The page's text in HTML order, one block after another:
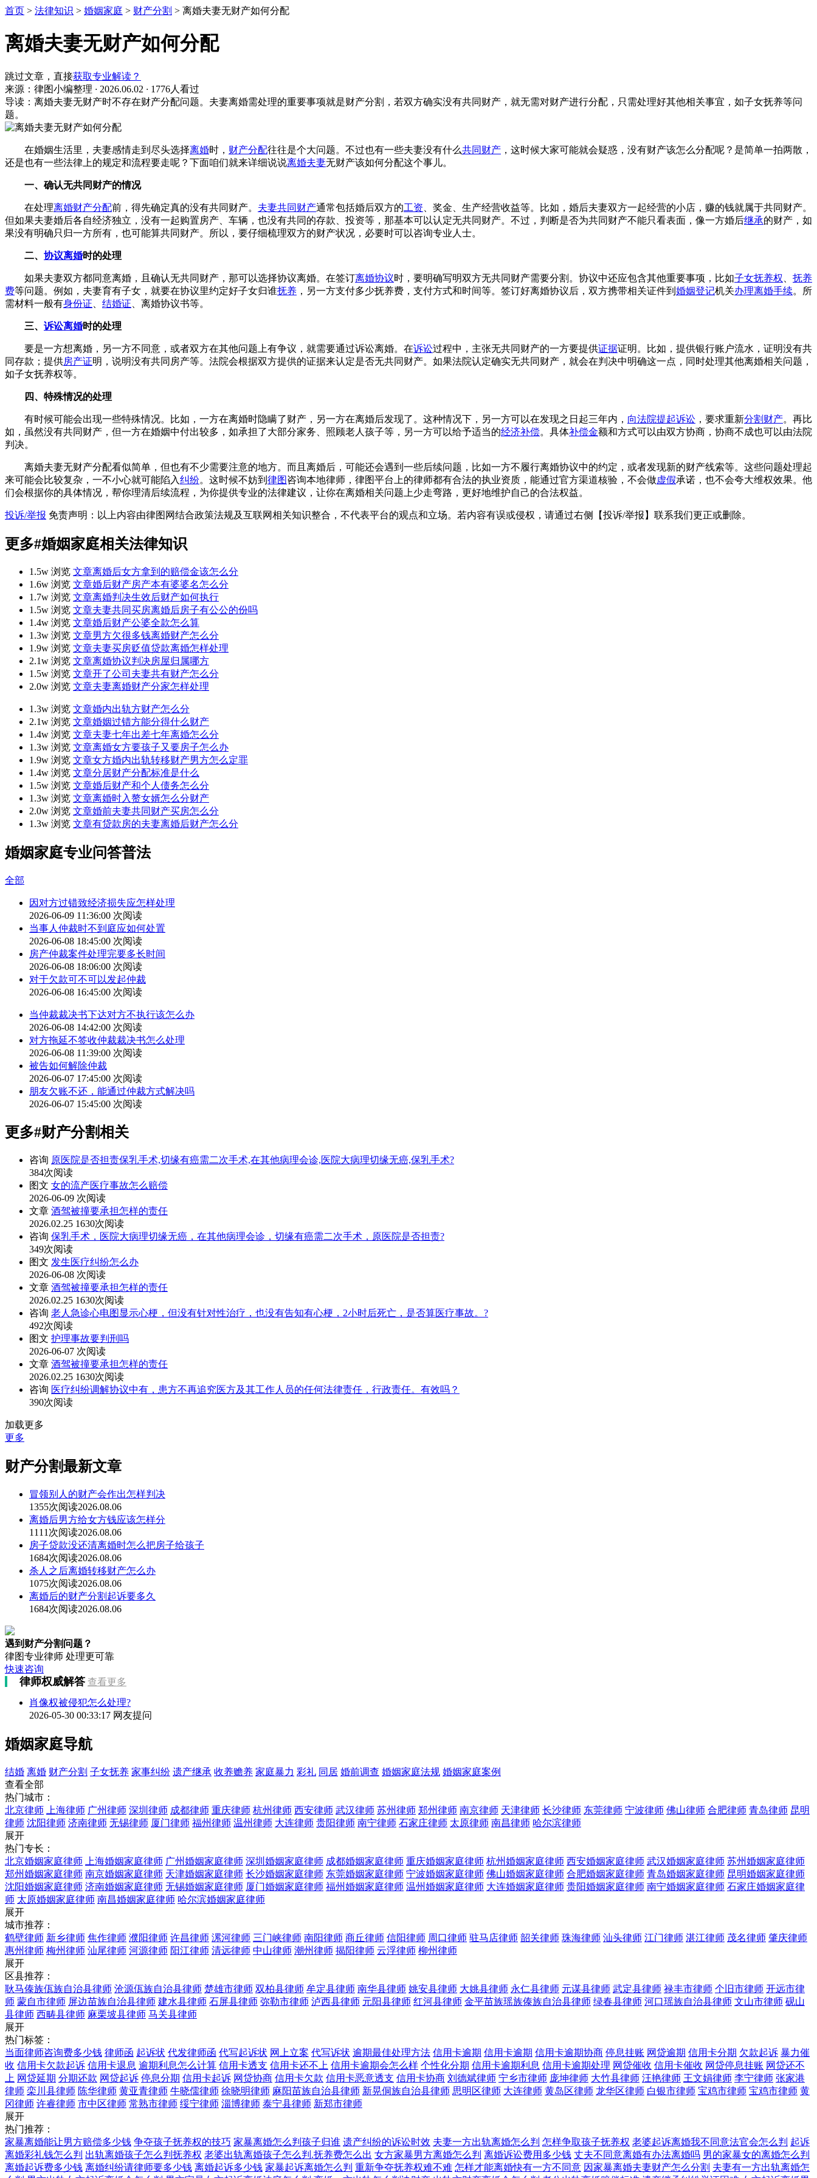
首页 > 法律知识 > 婚姻家庭 > 财产分割 > 离婚夫妻无财产如何分配
离婚夫妻无财产如何分配
跳过文章，直接获取专业解读？
来源：律图小编整理 · 2026.06.02 · 1776人看过
导读：离婚夫妻无财产时不存在财产分配问题。夫妻离婚需处理的重要事项就是财产分割，若双方确实没有共同财产，就无需对财产进行分配，只需处理好其他相关事宜，如子女抚养等问
题。
在婚姻生活里，夫妻感情走到尽头选择离婚时， 财产分配往往是个大问题。不过也有一些夫妻没有什么共同财产 ，这时候大家可能就会疑惑，没有财产该怎么分配呢？是简单一拍两散，
还是也有一些法律上的规定和流程要走呢？下面咱们就来详细说说离婚夫妻无财产该如何分配这个事儿。
一、确认无共同财产的情况
在处理离婚财产分配前，得先确定真的没有共同财产。 夫妻共同财产通常包括婚后双方的工资 、奖金、生产经营收益等。比如，婚后夫妻双方一起经营的小店，赚的钱就属于共同财产。
但如果夫妻婚后各自经济独立，没有一起购置房产、车辆，也没有共同的存款、投资等，那基本可以认定无共同财产。不过，判断是否为共同财产不能只看表面，像一方婚后继承的财产，如
果没有明确只归一方所有，也可能算共同财产。所以，要仔细梳理双方的财产状况，必要时可以咨询专业人士。
二、 协议离婚时的处理
如果夫妻双方都同意离婚，且确认无共同财产，那可以选择协议离婚。在签订离婚协议时，要明确写明双方无共同财产需要分割。协议中还应包含其他重要事项，比如子女抚养权
抚养
费等问题。例如，夫妻育有子女，就要在协议里约定好子女归谁抚养 ，另一方支付多少抚养费，支付方式和时间等。签订好离婚协议后，双方携带相关证件到 婚姻登记机关办理离婚手续。所
需材料一般有身份证 结婚证 、离婚协议书等。
三、 诉讼离婚时的处理
要是一方想离婚，另一方不同意，或者双方在其他问题上有争议，就需要通过诉讼离婚。在诉讼过程中，主张无共同财产的一方要提供证据证明。比如，提供银行账户流水，证明没有共
同存款；提供房产证明，说明没有共同房产等。法院会根据双方提供的证据来认定是否无共同财产。如果法院认定确实无共同财产，就会在判决中明确这一点，同时处理其他离婚相关问题，
如子女抚养权等。
四、特殊情况的处理
有时候可能会出现一些特殊情况。比如，一方在离婚时隐瞒了财产，另一方在离婚后发现了。这种情况下，另一方可以在发现之日起三年内， 向法院提起诉讼 ，要求重新分割财产。再比
如，虽然没有共同财产，但一方在婚姻中付出较多，如承担了大部分家务、照顾老人孩子等，另一方可以给予适当的经济补偿。具体补偿金额和方式可以由双方协商，协商不成也可以由法院
判决。
离婚夫妻无财产分配看似简单，但也有不少需要注意的地方。而且离婚后，可能还会遇到一些后续问题，比如一方不履行离婚协议中的约定，或者发现新的财产线索等。这些问题处理起
来可能会比较复杂，一不小心就可能陷入纠纷。这时候不妨到 律图咨询本地律师，律图平台上的律师都有合法的执业资质，能通过官方渠道核验，不会做虚假承诺，也不会夸大维权效果。他
们会根据你的具体情况，帮你理清后续流程，为你提供专业的法律建议，让你在离婚相关问题上少走弯路，更好地维护自己的合法权益。
投诉/举报 免责声明：以上内容由律图网结合政策法规及互联网相关知识整合，不代表平台的观点和立场。若内容有误或侵权，请通过右侧【投诉/举报】联系我们更正或删除。
更多#婚姻家庭相关法律知识
1.5w 浏览 文章离婚后女方拿到的赔偿金该怎么分
1.6w 浏览 文章婚后财产房产本有婆婆名怎么分
1.7w 浏览 文章离婚判决生效后财产如何执行
1.5w 浏览 文章夫妻共同买房离婚后房子有公公的份吗
1.4w 浏览 文章婚后财产公婆全款怎么算
1.3w 浏览 文章男方欠很多钱离婚财产怎么分
1.9w 浏览 文章夫妻买房贬值贷款离婚怎样处理
2.1w 浏览 文章离婚协议判决房屋归属哪方
1.5w 浏览 文章开了公司夫妻共有财产怎么分
2.0w 浏览 文章夫妻离婚财产分家怎样处理
1.3w 浏览 文章婚内出轨方财产怎么分
2.1w 浏览 文章婚姻过错方能分得什么财产
1.4w 浏览 文章夫妻七年出差七年离婚怎么分
1.3w 浏览 文章离婚女方要孩子又要房子怎么办
1.9w 浏览 文章女方婚内出轨转移财产男方怎么定罪
1.4w 浏览 文章分居财产分配标准是什么
1.5w 浏览 文章婚后财产和个人债务怎么分
1.3w 浏览 文章离婚时入赘女婿怎么分财产
2.0w 浏览 文章婚前夫妻共同财产买房怎么分
1.3w 浏览 文章有贷款房的夫妻离婚后财产怎么分
婚姻家庭专业问答普法
全部
因对方过错致经济损失应怎样处理
2026-06-09 11:36:00 次阅读
当事人仲裁时不到庭应如何处置
2026-06-08 18:45:00 次阅读
房产仲裁案件处理完要多长时间
2026-06-08 18:06:00 次阅读
对于欠款可不可以发起仲裁
2026-06-08 16:45:00 次阅读
当仲裁裁决书下达对方不执行该怎么办
2026-06-08 14:42:00 次阅读
对方拖延不签收仲裁裁决书怎么处理
2026-06-08 11:39:00 次阅读
被告如何解除仲裁
2026-06-07 17:45:00 次阅读
朋友欠账不还，能通过仲裁方式解决吗
2026-06-07 15:45:00 次阅读
更多#财产分割相关
咨询 原医院是否担责保乳手术,切缘有癌需二次手术,在其他病理会诊,医院大病理切缘无癌,保乳手术?
384次阅读
图文 女的流产医疗事故怎么赔偿
2026-06-09 次阅读
文章 酒驾被撞要承担怎样的责任
2026.02.25 1630次阅读
咨询 保乳手术，医院大病理切缘无癌，在其他病理会诊，切缘有癌需二次手术，原医院是否担责?
349次阅读
图文 发生医疗纠纷怎么办
2026-06-08 次阅读
文章 酒驾被撞要承担怎样的责任
2026.02.25 1630次阅读
咨询 老人急诊心电图显示心梗，但没有针对性治疗，也没有告知有心梗，2小时后死亡，是否算医疗事故。?
492次阅读
图文 护理事故要判刑吗
2026-06-07 次阅读
文章 酒驾被撞要承担怎样的责任
2026.02.25 1630次阅读
咨询 医疗纠纷调解协议中有，患方不再追究医方及其工作人员的任何法律责任，行政责任。有效吗？
390次阅读
加载更多
更多
财产分割最新文章
冒领别人的财产会作出怎样判决
1355次阅读2026.08.06
离婚后男方给女方钱应该怎样分
1111次阅读2026.08.06
房子贷款没还清离婚时怎么把房子给孩子
1684次阅读2026.08.06
杀人之后离婚转移财产怎么办
1075次阅读2026.08.06
离婚后的财产分割起诉要多久
1684次阅读2026.08.06
遇到财产分割问题？
律图专业律师 处理更可靠
快速咨询
律师权威解答 查看更多
肖像权被侵犯怎么处理?
2026-05-30 00:33:17 网友提问
婚姻家庭导航
结婚 离婚 财产分割 子女抚养 家事纠纷 遗产继承 收养赡养 家庭暴力 彩礼 同居 婚前调查 婚姻家庭法规 婚姻家庭案例
查看全部
热门城市：
北京律师
上海律师 广州律师 深圳律师 成都律师 重庆律师 杭州律师 西安律师 武汉律师 苏州律师 郑州律师 南京律师 天津律师 长沙律师 东莞律师 宁波律师 佛山律师 合肥律师 青岛律师 昆明
律师 沈阳律师 济南律师 无锡律师 厦门律师 福州律师 温州律师 大连律师 贵阳律师 南宁律师 石家庄律师 太原律师 南昌律师 哈尔滨律师
展开
热门专长：
北京婚姻家庭律师
上海婚姻家庭律师 广州婚姻家庭律师 深圳婚姻家庭律师 成都婚姻家庭律师 重庆婚姻家庭律师 杭州婚姻家庭律师 西安婚姻家庭律师 武汉婚姻家庭律师 苏州婚姻家庭律师
郑州婚姻家庭律师 南京婚姻家庭律师 天津婚姻家庭律师 长沙婚姻家庭律师 东莞婚姻家庭律师 宁波婚姻家庭律师 佛山婚姻家庭律师 合肥婚姻家庭律师 青岛婚姻家庭律师 昆明婚姻家庭律师
沈阳婚姻家庭律师 济南婚姻家庭律师 无锡婚姻家庭律师 厦门婚姻家庭律师 福州婚姻家庭律师 温州婚姻家庭律师 大连婚姻家庭律师 贵阳婚姻家庭律师 南宁婚姻家庭律师 石家庄婚姻家庭律
师 太原婚姻家庭律师 南昌婚姻家庭律师 哈尔滨婚姻家庭律师
展开
城市推荐：
鹤壁律师 新乡律师 焦作律师 濮阳律师 许昌律师 漯河律师 三门峡律师 南阳律师 商丘律师 信阳律师 周口律师 驻马店律师 韶关律师 珠海律师 汕头律师 江门律师 湛江律师 茂名律师 肇庆律师
惠州律师 梅州律师 汕尾律师 河源律师 阳江律师 清远律师 中山律师 潮州律师 揭阳律师 云浮律师 柳州律师
展开
区县推荐：
耿马傣族佤族自治县律师 沧源佤族自治县律师 楚雄市律师 双柏县律师 牟定县律师 南华县律师 姚安县律师 大姚县律师 永仁县律师 元谋县律师 武定县律师 禄丰市律师 个旧市律师 开远市律
师 蒙自市律师 屏边苗族自治县律师 建水县律师 石屏县律师 弥勒市律师 泸西县律师 元阳县律师 红河县律师 金平苗族瑶族傣族自治县律师 绿春县律师 河口瑶族自治县律师 文山市律师 砚山
县律师 西畴县律师 麻栗坡县律师 马关县律师
展开
热门标签：
当面律师咨询费多少钱 律师函 起诉状 代发律师函 代写起诉状 网上立案 代写诉状 逾期最佳处理方法 信用卡逾期 信用卡逾期 信用卡逾期协商 停息挂账 网贷逾期 信用卡分期 欠款起诉 暴力催
收 信用卡欠款起诉 信用卡退息 逾期利息怎么计算 信用卡透支 信用卡还不上 信用卡逾期会怎么样 个性化分期 信用卡逾期利息 信用卡逾期处理 网贷催收 信用卡催收 网贷停息挂账 网贷还不
上 网贷延期 分期还款 网贷起诉 停息分期 信用卡起诉 网贷协商 信用卡欠款 信用卡恶意透支 信用卡协商 刘德斌律师 宁乡市律师 庞坤律师 大竹县律师 汪艳律师 王文娟律师 李宁律师 张家港
律师 栾川县律师 陈华律师 黄亚青律师 牛晓儒律师 徐晓明律师 麻阳苗族自治县律师 新晃侗族自治县律师 思明区律师 大连律师 黄岛区律师 龙华区律师 白银市律师 宝鸡市律师 宝鸡市律师 黄
冈律师 许睿律师 市中区律师 常熟市律师 绥宁律师 淄博律师 泰宁县律师 新郑市律师
展开
热门推荐：
家暴离婚能让男方赔偿多少钱 争夺孩子抚养权的技巧 家暴离婚怎么判孩子归谁 遗产纠纷的诉讼时效 夫妻一方出轨离婚怎么判 怎样争取孩子抚养权 老婆起诉离婚我不同意法官会怎么判 起诉
离婚彩礼钱怎么判 出轨离婚孩子怎么判抚养权 老婆出轨离婚孩子怎么判.抚养费怎么出 女方家暴男方离婚怎么判 离婚诉讼费用多少钱 丈夫不同意离婚有办法离婚吗 男的家暴女的离婚怎么判
离婚起诉费多少钱 离婚纠纷请律师要多少钱 离婚起诉多少钱 家暴起诉离婚怎么判 重新争夺抚养权难不难 怎样才能离婚快有一方不同意 因家暴离婚夫妻财产怎么分割 夫妻有一方出轨离婚怎